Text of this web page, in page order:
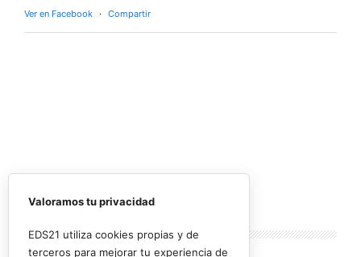
Ver en Facebook · Compartir
Lo másleído
Valoramos tu privacidad
EDS21 utiliza cookies propias y de
terceros para mejorar tu experiencia de